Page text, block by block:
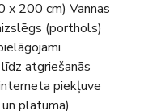
x 200 cm) Vannas
(porthols)
atgriešanās
piekļuve
platuma)